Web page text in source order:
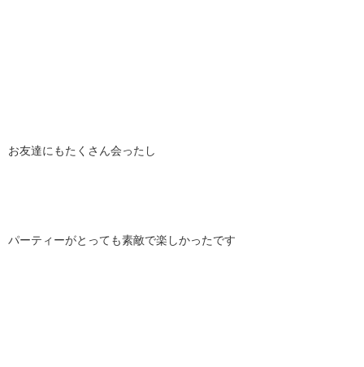
お友達にもたくさん会ったし
パーティーがとっても素敵で楽しかったです